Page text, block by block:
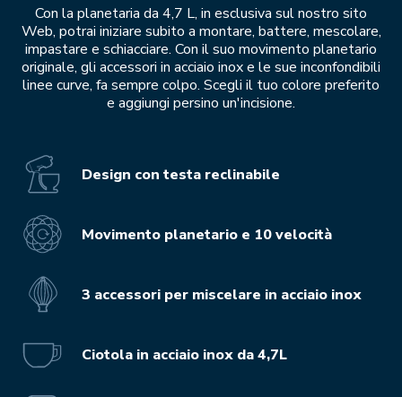
Con la planetaria da 4,7 L, in esclusiva sul nostro sito
Web, potrai iniziare subito a montare, battere, mescolare,
impastare e schiacciare. Con il suo movimento planetario
originale, gli accessori in acciaio inox e le sue inconfondibili
linee curve, fa sempre colpo. Scegli il tuo colore preferito
e aggiungi persino un'incisione.
Design con testa reclinabile
Movimento planetario e 10 velocità
3 accessori per miscelare in acciaio inox
Ciotola in acciaio inox da 4,7L